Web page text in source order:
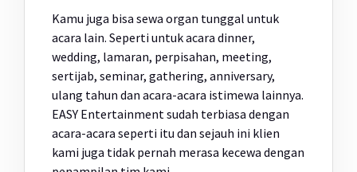
Kamu juga bisa sewa organ tunggal untuk
acara lain. Seperti untuk acara dinner,
wedding, lamaran, perpisahan, meeting,
sertijab, seminar, gathering, anniversary,
ulang tahun dan acara-acara istimewa lainnya.
EASY Entertainment sudah terbiasa dengan
acara-acara seperti itu dan sejauh ini klien
kami juga tidak pernah merasa kecewa dengan